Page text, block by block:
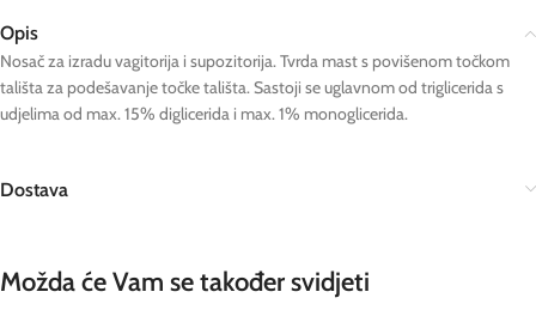
Opis
Nosač za izradu vagitorija i supozitorija. Tvrda mast s povišenom točkom
tališta za podešavanje točke tališta. Sastoji se uglavnom od triglicerida s
udjelima od max. 15% diglicerida i max. 1% monoglicerida.
Dostava
Možda će Vam se također svidjeti